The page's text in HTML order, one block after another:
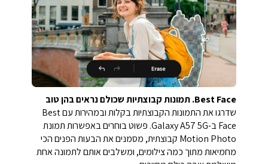
Best Face. תמונות קבוצתיות שכולם נראים בהן טוב
שדרגו את התמונות הקבוצתיות בקלות ובמהירות עם Best
Face ב-Galaxy A57 5G. פשוט בוחרים באפשרות תמונת
Motion Photo קבוצתית, מסמנים את הבעות הפנים הכי
מחמיאות מתוך כמה צילומים, ומשלבים אותם לתמונה אחת